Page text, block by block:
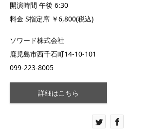
開演時間 午後 6:30
料金 S指定席 ￥6,800(税込)
ソワード株式会社
鹿児島市西千石町14-10-101
099-223-8005
詳細はこちら